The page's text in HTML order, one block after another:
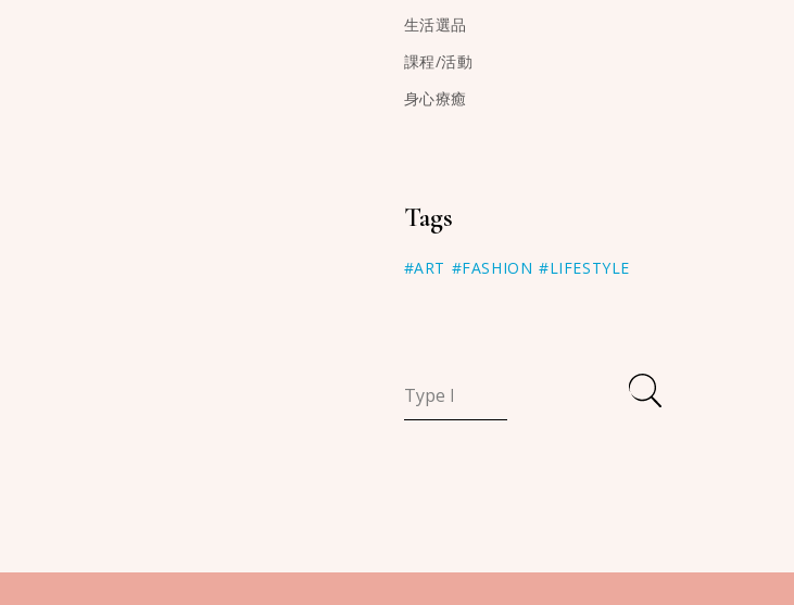
生活選品
課程/活動
身心療癒
Tags
#ART #FASHION #LIFESTYLE